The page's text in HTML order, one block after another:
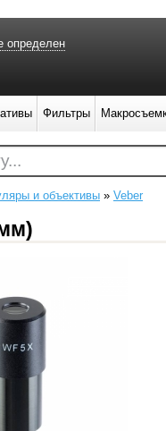
и объективы » Veber
определен
Фильтры